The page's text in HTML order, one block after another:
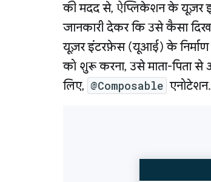
की मदद से, ऐप्लिकेशन के यूज़र
जानकारी देकर कि उसे कैसा
यूज़र इंटरफ़ेस (यूआई) के निर्माण
को शुरू करना, उसे माता-पिता
लिए, @Composable एनोटेशन.